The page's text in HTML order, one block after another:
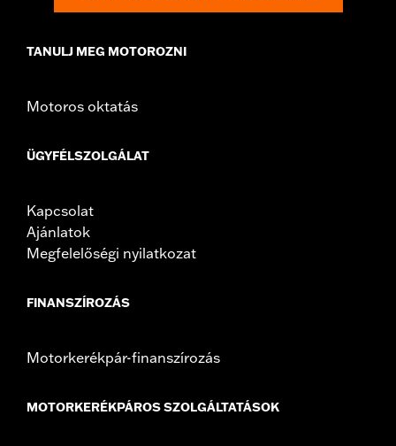
TANULJ MEG MOTOROZNI
Motoros oktatás
ÜGYFÉLSZOLGÁLAT
Kapcsolat
Ajánlatok
Megfelelőségi nyilatkozat
FINANSZÍROZÁS
Motorkerékpár-finanszírozás
MOTORKERÉKPÁROS SZOLGÁLTATÁSOK